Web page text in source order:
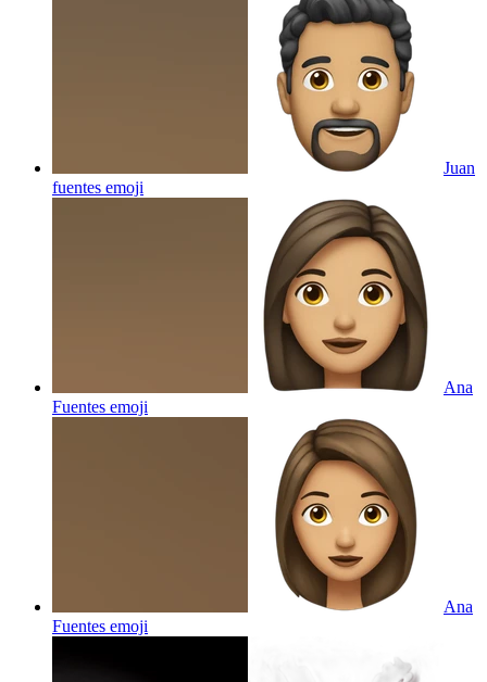
Juan
fuentes emoji
Ana
Fuentes emoji
Ana
Fuentes emoji